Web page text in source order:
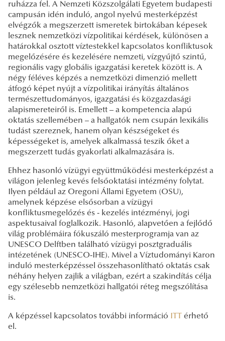
ruházza fel. A Nemzeti Közszolgálati Egyetem budapesti
campusán idén induló, angol nyelvű mesterképzést
elvégzők a megszerzett ismeretek birtokában képesek
lesznek nemzetközi vízpolitikai kérdések, különösen a
határokkal osztott víztestekkel kapcsolatos konfliktusok
megelőzésére és kezelésére nemzeti, vízgyűjtő szintű,
regionális vagy globális igazgatási keretek között is. A
négy féléves képzés a nemzetközi dimenzió mellett
átfogó képet nyújt a vízpolitikai irányítás általános
természettudományos, igazgatási és közgazdasági
alapismereteiről is. Emellett – a kompetencia alapú
oktatás szellemében – a hallgatók nem csupán lexikális
tudást szereznek, hanem olyan készségeket és
képességeket is, amelyek alkalmassá teszik őket a
megszerzett tudás gyakorlati alkalmazására is.
Ehhez hasonló vízügyi együttműködési mesterképzést a
világon jelenleg kevés felsőoktatási intézmény folytat.
Ilyen például az Oregoni Állami Egyetem (OSU),
amelynek képzése elsősorban a vízügyi
konfliktusmegelőzés és - kezelés intézményi, jogi
aspektusaival foglalkozik. Hasonló, alapvetően a fejlődő
világ problémáira fókuszáló mesterprogramja van az
UNESCO Delftben található vízügyi posztgraduális
intézetének (UNESCO-IHE). Mivel a Víztudományi Karon
induló mesterképzéssel összehasonlítható oktatás csak
néhány helyen zajlik a világban, ezért a szakindítás célja
egy szélesebb nemzetközi hallgatói réteg megszólítása
is.
A képzéssel kapcsolatos további információ
érhető
el.